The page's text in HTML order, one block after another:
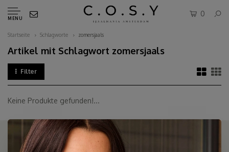
MENU
0
Startseite Schlagworte zomersjaals
Artikel mit Schlagwort zomersjaals
Filter
Keine Produkte gefunden!...